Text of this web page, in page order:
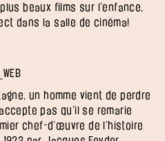
beaux films sur l’enfance,
dans la salle de cinéma!
un homme vient de perdre
pas qu’il se remarie
chef-d’œuvre de l’histoire